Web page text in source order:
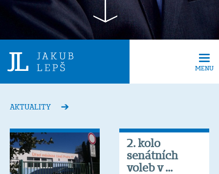
MENU
AKTUALITY
2. kolo
senátních
voleb v ...